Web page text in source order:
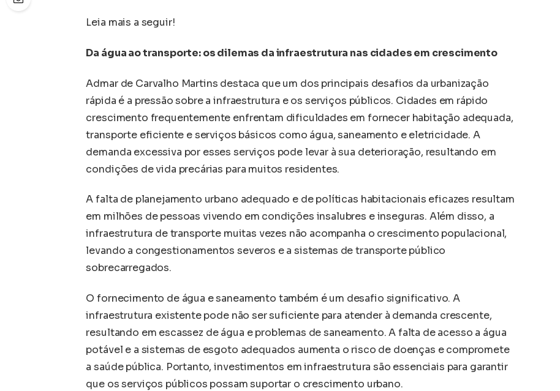
Leia mais a seguir!
Da água ao transporte: os dilemas da infraestrutura nas cidades em crescimento
Admar de Carvalho Martins destaca que um dos principais desafios da urbanização
rápida é a pressão sobre a infraestrutura e os serviços públicos. Cidades em rápido
crescimento frequentemente enfrentam dificuldades em fornecer habitação adequada,
transporte eficiente e serviços básicos como água, saneamento e eletricidade. A
demanda excessiva por esses serviços pode levar à sua deterioração, resultando em
condições de vida precárias para muitos residentes.
A falta de planejamento urbano adequado e de políticas habitacionais eficazes resultam
em milhões de pessoas vivendo em condições insalubres e inseguras. Além disso, a
infraestrutura de transporte muitas vezes não acompanha o crescimento populacional,
levando a congestionamentos severos e a sistemas de transporte público
sobrecarregados.
O fornecimento de água e saneamento também é um desafio significativo. A
infraestrutura existente pode não ser suficiente para atender à demanda crescente,
resultando em escassez de água e problemas de saneamento. A falta de acesso a água
potável e a sistemas de esgoto adequados aumenta o risco de doenças e compromete
a saúde pública. Portanto, investimentos em infraestrutura são essenciais para garantir
que os serviços públicos possam suportar o crescimento urbano.